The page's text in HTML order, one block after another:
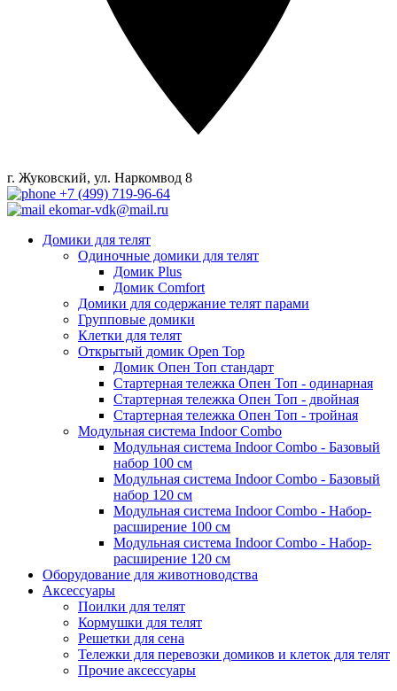
г. Жуковский, ул. Наркомвод 8
+7 (499) 719-96-64
ekomar-vdk@mail.ru
Домики для телят
Одиночные домики для телят
Домик Plus
Домик Comfort
Домики для содержание телят парами
Групповые домики
Клетки для телят
Открытый домик Open Top
Домик Опен Топ стандарт
Стартерная тележка Опен Топ - одинарная
Стартерная тележка Опен Топ - двойная
Стартерная тележка Опен Топ - тройная
Модульная система Indoor Combo
Модульная система Indoor Combo - Базовый
набор 100 см
Модульная система Indoor Combo - Базовый
набор 120 см
Модульная система Indoor Combo - Набор-
расширение 100 см
Модульная система Indoor Combo - Набор-
расширение 120 см
Оборудование для животноводства
Аксессуары
Поилки для телят
Кормушки для телят
Решетки для сена
Тележки для перевозки домиков и клеток для телят
Прочие аксессуары